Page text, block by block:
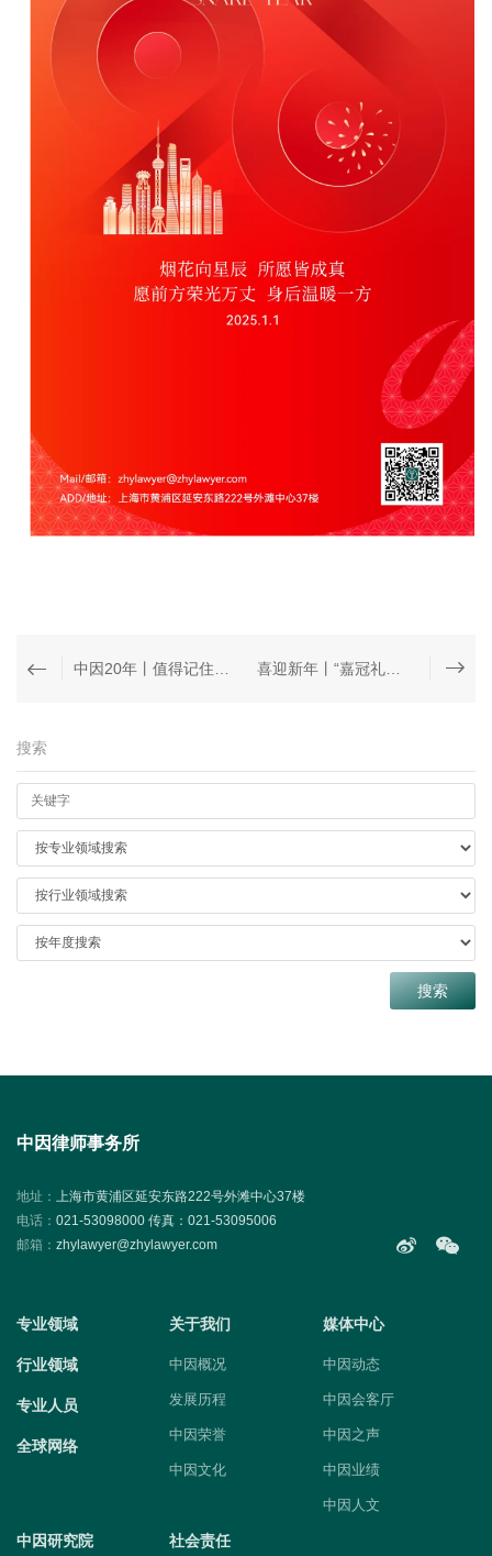
搜索
中因律师事务所
地址： 上海市黄浦区延安东路222号外滩中心37楼
电话： 021-53098000 传真：021-53095006
邮箱： zhylawyer@zhylawyer.com
专业领域
行业领域
专业人员
全球网络
关于我们
中因概况
发展历程
中因荣誉
中因文化
媒体中心
中因动态
中因会客厅
中因之声
中因业绩
中因人文
中因研究院 社会责任